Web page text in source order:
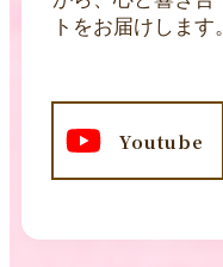
トをお届けします。
Youtube